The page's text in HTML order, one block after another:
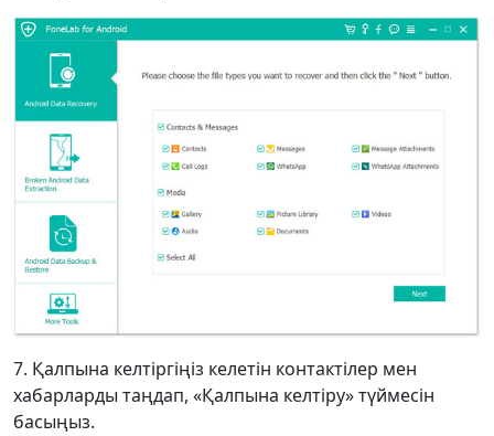
7. Қалпына келтіргіңіз келетін контактілер мен
хабарларды таңдап, «Қалпына келтіру» түймесін
басыңыз.